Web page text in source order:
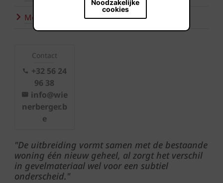
Noodzakelijke
cookies
Meer inspiratie
Contact
+32 56 24
96 38
info@wie
nerberger.b
e
"De uitbreiding vormt samen met de bestaande
woning één nieuw geheel, al zorgt het verschil
in gevelmateriaal wel voor een subtiel
onderscheid."